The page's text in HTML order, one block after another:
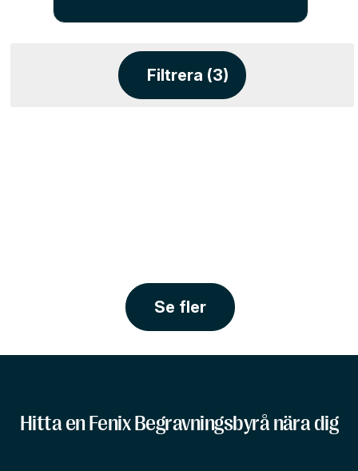
Filtrera (3)
Se fler
Hitta en Fenix Begravningsbyrå nära dig